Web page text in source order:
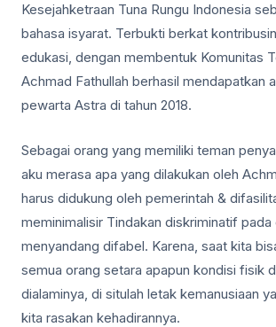
Kesejahketraan Tuna Rungu Indonesia
bahasa isyarat. Terbukti berkat
edukasi, dengan membentuk Komunitas
Achmad Fathullah berhasil mendapatkan
pewarta Astra di tahun 2018.
Sebagai orang yang memiliki teman
aku merasa apa yang dilakukan oleh
harus didukung oleh pemerintah &
meminimalisir Tindakan diskriminatif pada
menyandang difabel. Karena, saat kita
semua orang setara apapun kondisi fisik
dialaminya, di situlah letak kemanusiaan
kita rasakan kehadirannya.